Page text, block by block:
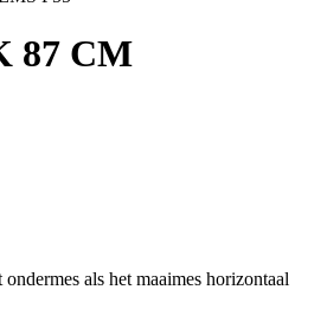
87 CM
als het maaimes horizontaal